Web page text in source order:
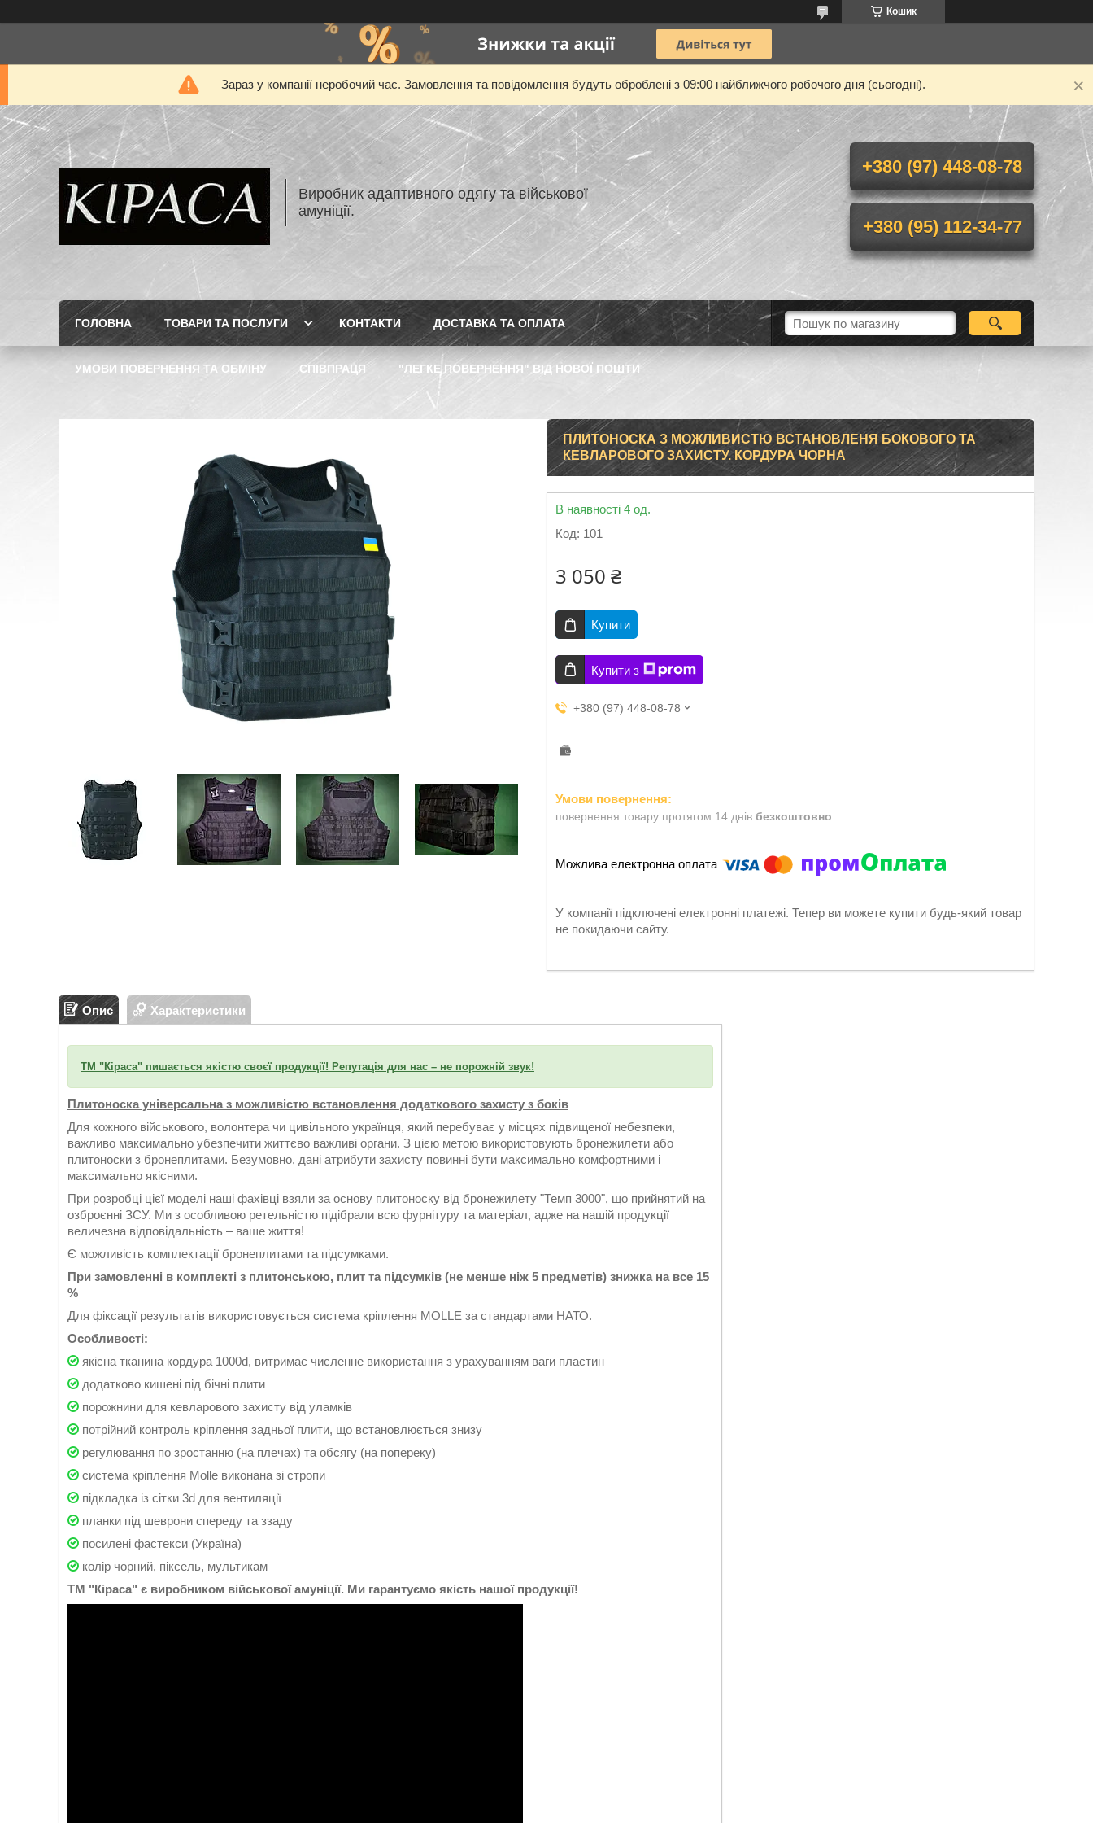
Кошик
Зараз у компанії неробочий час. Замовлення та повідомлення будуть оброблені з 09:00 найближчого робочого дня (сьогодні).
Виробник адаптивного одягу та військової
амуніції.
+380 (97) 448-08-78
+380 (95) 112-34-77
ГОЛОВНА ТОВАРИ ТА ПОСЛУГИ КОНТАКТИ ДОСТАВКА ТА ОПЛАТА
УМОВИ ПОВЕРНЕННЯ ТА ОБМІНУ СПІВПРАЦЯ "ЛЕГКЕ ПОВЕРНЕННЯ" ВІД НОВОЇ ПОШТИ
ПЛИТОНОСКА З МОЖЛИВИСТЮ ВСТАНОВЛЕНЯ БОКОВОГО ТА
КЕВЛАРОВОГО ЗАХИСТУ. КОРДУРА ЧОРНА
В наявності 4 од.
Код: 101
3 050 ₴
Купити
Купити з
+380 (97) 448-08-78
повернення товару протягом 14 днів безкоштовно
У компанії підключені електронні платежі. Тепер ви можете купити будь-який товар
не покидаючи сайту.
Опис Характеристики
ТМ "Кіраса" пишається якістю своєї продукції! Репутація для нас – не порожній звук!
Плитоноска універсальна з можливістю встановлення додаткового захисту з боків
Для кожного військового, волонтера чи цивільного українця, який перебуває у місцях підвищеної небезпеки,
важливо максимально убезпечити життєво важливі органи. З цією метою використовують бронежилети або
плитоноски з бронеплитами. Безумовно, дані атрибути захисту повинні бути максимально комфортними і
максимально якісними.
При розробці цієї моделі наші фахівці взяли за основу плитоноску від бронежилету "Темп 3000", що прийнятий на
озброєнні ЗСУ. Ми з особливою ретельністю підібрали всю фурнітуру та матеріал, адже на нашій продукції
величезна відповідальність – ваше життя!
Є можливість комплектації бронеплитами та підсумками.
При замовленні в комплекті з плитонською, плит та підсумків (не менше ніж 5 предметів) знижка на все 15
%
Для фіксації результатів використовується система кріплення MOLLE за стандартами НАТО.
Особливості:
якісна тканина кордура 1000d, витримає численне використання з урахуванням ваги пластин
додатково кишені під бічні плити
порожнини для кевларового захисту від уламків
потрійний контроль кріплення задньої плити, що встановлюється знизу
регулювання по зростанню (на плечах) та обсягу (на попереку)
система кріплення Molle виконана зі стропи
підкладка із сітки 3d для вентиляції
планки під шеврони спереду та ззаду
посилені фастекси (Україна)
колір чорний, піксель, мультикам
ТМ "Кіраса" є виробником військової амуніції. Ми гарантуємо якість нашої продукції!